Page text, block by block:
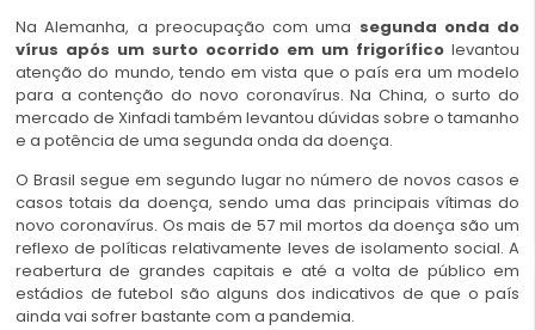
Na Alemanha, a preocupação com uma segunda onda do
vírus após um surto ocorrido em um frigorífico levantou
atenção do mundo, tendo em vista que o país era um modelo
para a contenção do novo coronavírus. Na China, o surto do
mercado de Xinfadi também levantou dúvidas sobre o tamanho
e a potência de uma segunda onda da doença.
O Brasil segue em segundo lugar no número de novos casos e
casos totais da doença, sendo uma das principais vítimas do
novo coronavírus. Os mais de 57 mil mortos da doença são um
reflexo de políticas relativamente leves de isolamento social. A
reabertura de grandes capitais e até a volta de público em
estádios de futebol são alguns dos indicativos de que o país
ainda vai sofrer bastante com a pandemia.